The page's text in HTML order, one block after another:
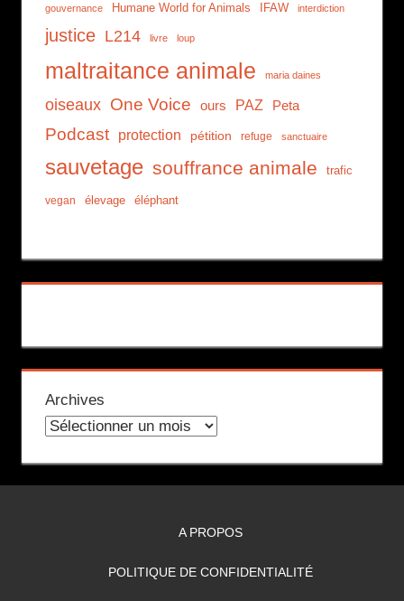
gouvernance Humane World for Animals IFAW interdiction
justice L214 livre loup
maltraitance animale maria daines
oiseaux One Voice ours PAZ Peta
Podcast protection pétition refuge sanctuaire
sauvetage souffrance animale trafic
vegan élevage éléphant
Archives
A PROPOS
POLITIQUE DE CONFIDENTIALITÉ